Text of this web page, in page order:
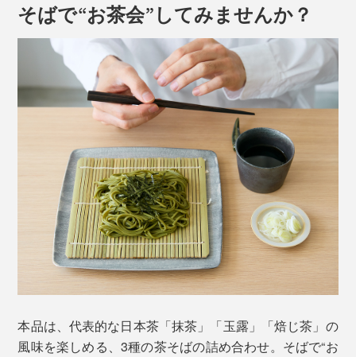
そばで“お茶会”してみませんか？
本品は、代表的な日本茶「抹茶」「玉露」「焙じ茶」の
風味を楽しめる、3種の茶そばの詰め合わせ。そばで“お